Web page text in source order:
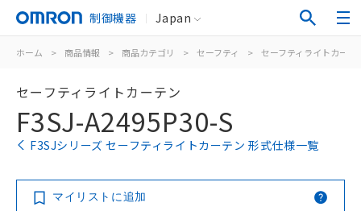
制御機器 Japan
ホーム > 商品情報 > 商品カテゴリ > セーフティ > セーフティライトカー
セーフティライトカーテン
F3SJ-A2495P30-S
F3SJシリーズ セーフティライトカーテン 形式仕様一覧
マイリストに追加